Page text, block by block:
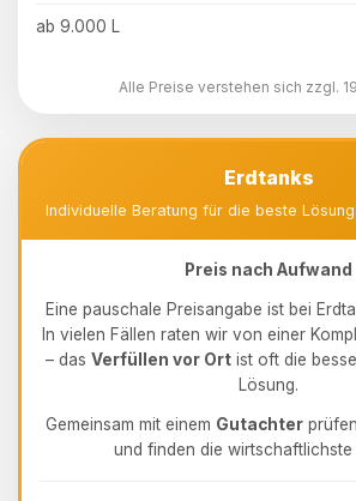
ab 9.000 L
Alle Preise verstehen sich zzgl.
Erdtanks
Individuelle Beratung für die beste
Preis nach Aufwand
Eine pauschale Preisangabe ist bei
In vielen Fällen raten wir von einer
– das Verfüllen vor Ort ist oft die
Lösung.
Gemeinsam mit einem Gutachter
und finden die wirtschaftlichste